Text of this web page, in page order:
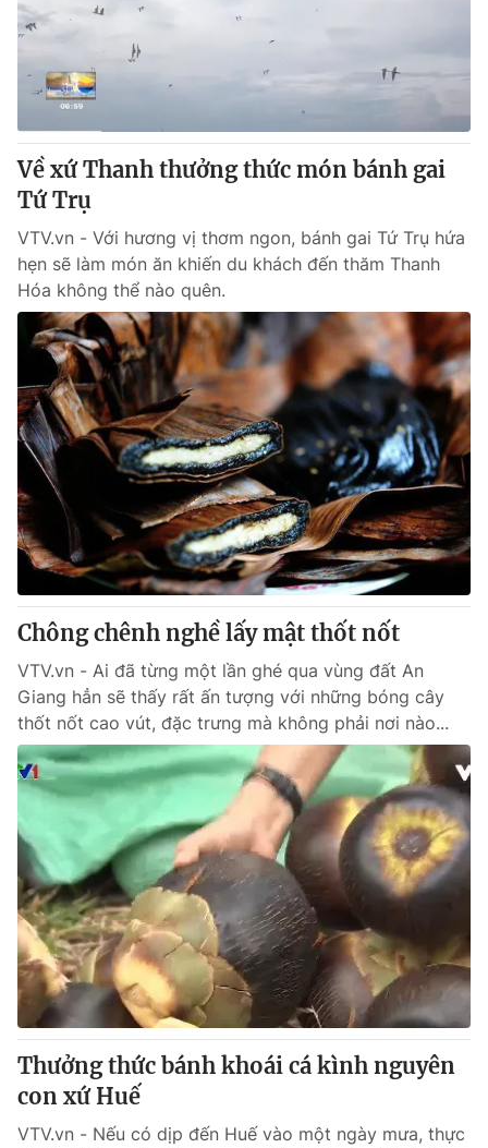
Về xứ Thanh thưởng thức món bánh gai
Tứ Trụ
VTV.vn - Với hương vị thơm ngon, bánh gai Tứ Trụ hứa
hẹn sẽ làm món ăn khiến du khách đến thăm Thanh
Hóa không thể nào quên.
Chông chênh nghề lấy mật thốt nốt
VTV.vn - Ai đã từng một lần ghé qua vùng đất An
Giang hẳn sẽ thấy rất ấn tượng với những bóng cây
thốt nốt cao vút, đặc trưng mà không phải nơi nào...
Thưởng thức bánh khoái cá kình nguyên
con xứ Huế
VTV.vn - Nếu có dịp đến Huế vào một ngày mưa, thực